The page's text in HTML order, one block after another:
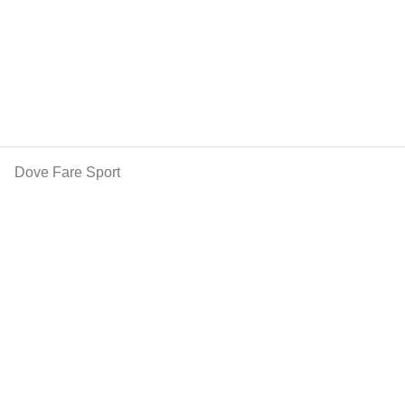
Dove Fare Sport